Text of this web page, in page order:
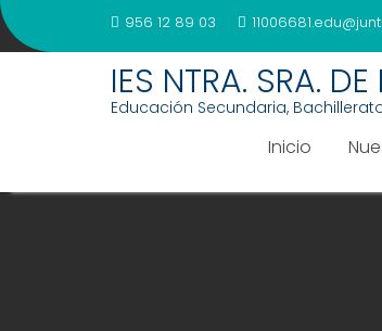
Saltar
al
956 12 89 03
IES NTRA. SRA.
Educación Secundaria,
Inicio